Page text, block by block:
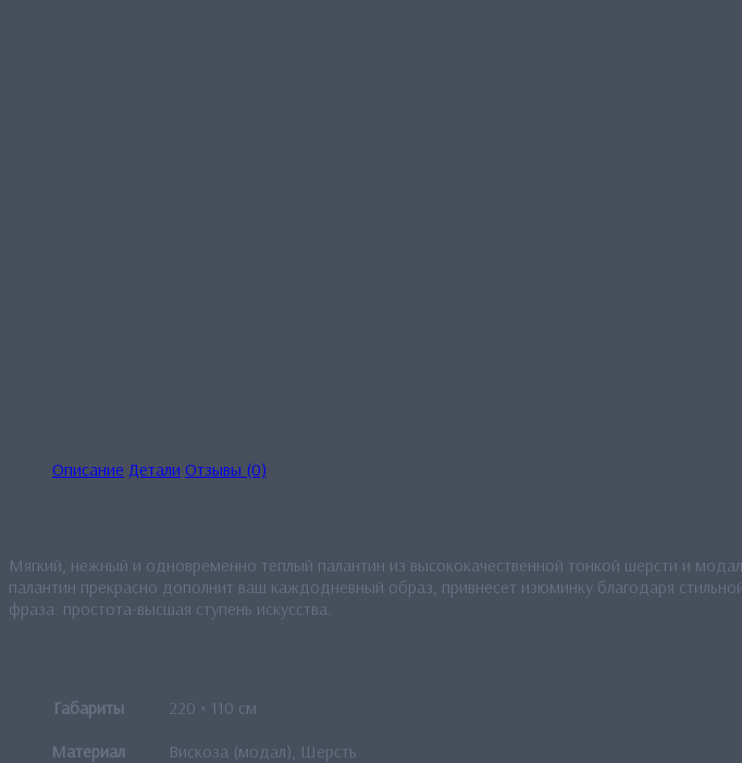
Описание Детали Отзывы (0)
Мягкий, нежный и одновременно теплый палантин из высококачественной тонкой шерсти и
палантин прекрасно дополнит ваш каждодневный образ, привнесет изюминку благодаря
фраза: простота-высшая ступень искусства.
Габариты
220 × 110 см
Материал
Вискоза (модал), Шерсть